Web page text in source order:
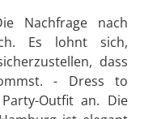
Nachfrage nach
Es lohnt sich,
dass
- Dress to
Outfit an. Die